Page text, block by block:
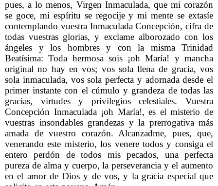
pues, a lo menos, Virgen Inmaculada, que mi corazón
se goce, mi espíritu se regocije y mi mente se extasíe
contemplando vuestra Inmaculada Concepción, cifra de
todas vuestras glorias, y exclame alborozado con los
ángeles y los hombres y con la misma Trinidad
Beatísima: Toda hermosa sois ¡oh María! y mancha
original no hay en vos; vos sola llena de gracia, vos
sola inmaculada, vos sola perfecta y adornada desde el
primer instante con el cúmulo y grandeza de todas las
gracias, virtudes y privilegios celestiales. Vuestra
Concepción Inmaculada ¡oh María!, es el misterio de
vuestras insondables grandezas y la prerrogativa más
amada de vuestro corazón. Alcanzadme, pues, que,
venerando este misterio, los venere todos y consiga el
entero perdón de todos mis pecados, una perfecta
pureza de alma y cuerpo, la perseverancia y el aumento
en el amor de Dios y de vos, y la gracia especial que